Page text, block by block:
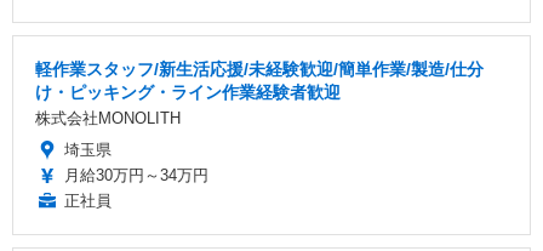
軽作業スタッフ/新生活応援/未経験歓迎/簡単作業/製造/仕分
け・ピッキング・ライン作業経験者歓迎
株式会社MONOLITH
埼玉県
月給30万円～34万円
正社員